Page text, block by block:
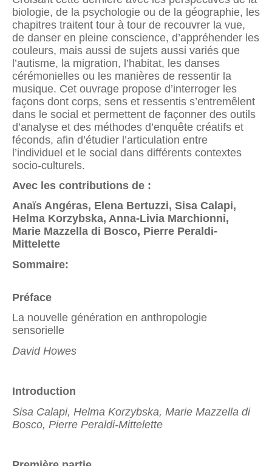
biologie, de la psychologie ou de la géographie, les
chapitres traitent tour à tour de recouvrer la vue,
de danser en pleine conscience, d’appréhender les
couleurs, mais aussi de sujets aussi variés que
l’autisme, la migration, l’habitat, les danses
cérémonielles ou les manières de ressentir la
musique. Cet ouvrage propose d’interroger les
façons dont corps, sens et ressentis s’entremêlent
dans le social et permettent de façonner des outils
d’analyse et des méthodes d’enquête créatifs et
féconds, afin d’étudier l’articulation entre
l’individuel et le social dans différents contextes
socio-culturels.
Avec les contributions de :
Anaïs Angéras, Elena Bertuzzi, Sisa Calapi,
Helma Korzybska, Anna-Livia Marchionni,
Marie Mazzella di Bosco, Pierre Peraldi-
Mittelette
Sommaire:
Préface
La nouvelle génération en anthropologie
sensorielle
David Howes
Introduction
Sisa Calapi, Helma Korzybska, Marie Mazzella di
Bosco, Pierre Peraldi-Mittelette